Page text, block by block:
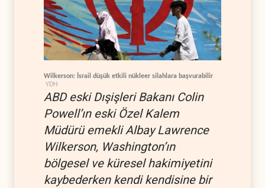
Wilkerson: İsrail düşük etkili nükleer silahlara başvurabilir
YDH
ABD eski Dışişleri Bakanı Colin
Powell’ın eski Özel Kalem
Müdürü emekli Albay Lawrence
Wilkerson, Washington’ın
bölgesel ve küresel hakimiyetini
kaybederken kendi kendisine bir